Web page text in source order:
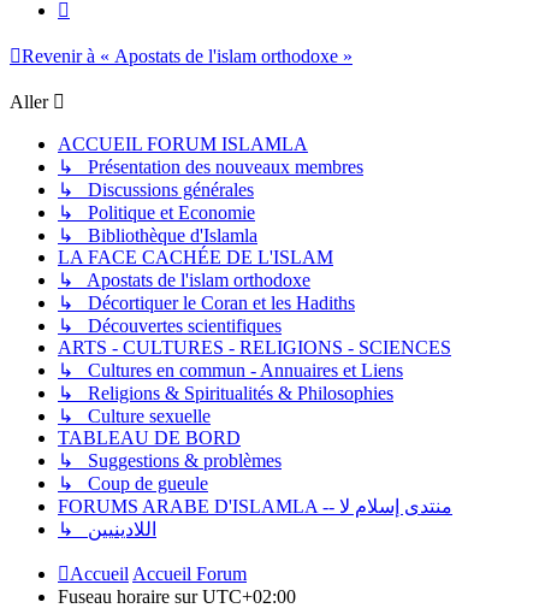
Revenir à « Apostats de l'islam orthodoxe »
Aller
ACCUEIL FORUM ISLAMLA
↳ Présentation des nouveaux membres
↳ Discussions générales
↳ Politique et Economie
↳ Bibliothèque d'Islamla
LA FACE CACHÉE DE L'ISLAM
↳ Apostats de l'islam orthodoxe
↳ Décortiquer le Coran et les Hadiths
↳ Découvertes scientifiques
ARTS - CULTURES - RELIGIONS - SCIENCES
↳ Cultures en commun - Annuaires et Liens
↳ Religions & Spiritualités & Philosophies
↳ Culture sexuelle
TABLEAU DE BORD
↳ Suggestions & problèmes
↳ Coup de gueule
FORUMS ARABE D'ISLAMLA -- منتدى إسلام لا
↳ اللادينيين
Accueil Accueil Forum
Fuseau horaire surUTC+02:00